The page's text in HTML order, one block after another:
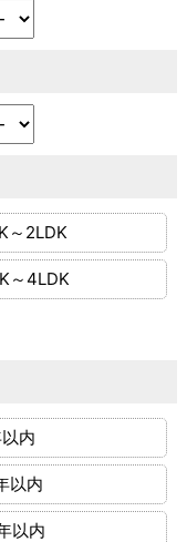
～2LDK
～4LDK
内
以内
以内